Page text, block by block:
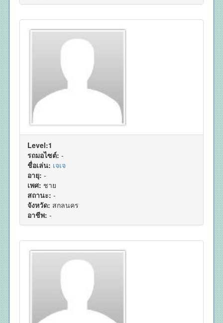
Level:1
รถมอไซต์: -
ชื่อเล่น: เจเจ
อายุ: -
เพศ: ชาย
สถานะ: -
จังหวัด: สกลนคร
อาชีพ: -